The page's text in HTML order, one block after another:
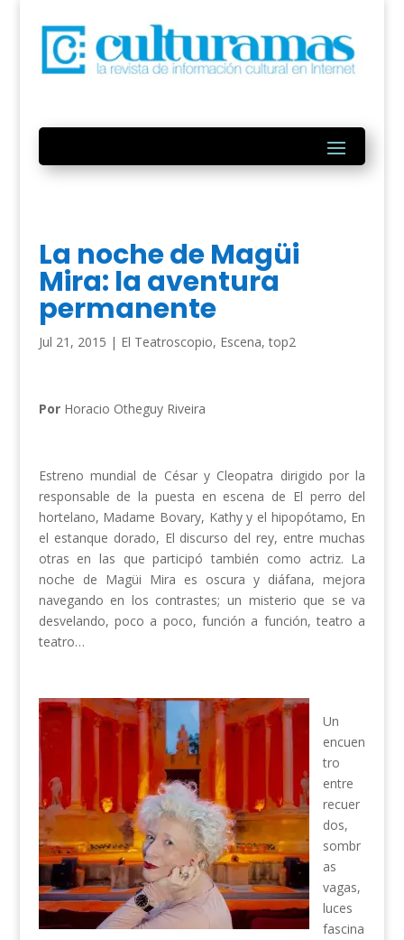
La noche de Magüi
Mira: la aventura
permanente
Jul 21, 2015 | El Teatroscopio, Escena,top2
PorHoracio Otheguy Riveira
Estreno mundial de César y Cleopatra dirigido por la
responsable de la puesta en escena de El perro del
hortelano, Madame Bovary, Kathy y el hipopótamo, En
el estanque dorado, El discurso del rey, entre muchas
otras en las que participó también como actriz. La
noche de Magüi Mira es oscura y diáfana, mejora
navegando en los contrastes; un misterio que se va
desvelando, poco a poco, función a función, teatro a
teatro…
Un
encuen
tro
entre
recuer
dos,
sombr
as
vagas,
luces
fascina